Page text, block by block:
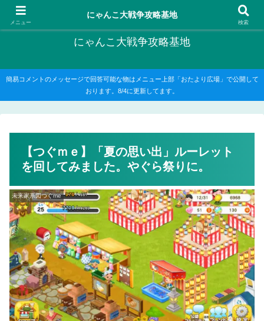
にゃんこ大戦争の攻略がメインですが、他のゲームの記事もたまに書いてます
にゃんこ大戦争攻略基地
簡易コメントのメッセージで回答可能な物はメニュー上部「おたより広場」で公開して
おります。8/4に更新してます。
【つぐｍｅ】「夏の思い出」ルーレット
を回してみました。やぐら祭りに。
未来家系図つぐme
メニュー
にゃんこ大戦争攻略基地
検索